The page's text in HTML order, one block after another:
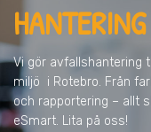
Vi gör avfallshantering
miljö i Rotebro. Från
och rapportering – allt
eSmart. Lita på oss!